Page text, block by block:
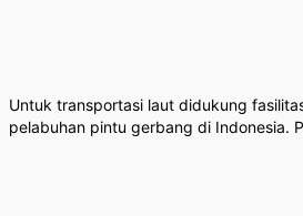
Untuk transportasi laut didukung
pelabuhan pintu gerbang di Indonesia.